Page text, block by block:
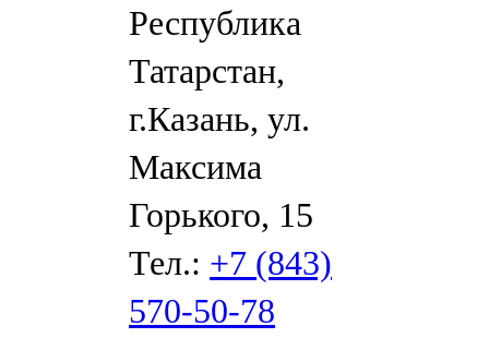
Республика
Татарстан,
г.Казань, ул.
Максима
Горького, 15
Тел.: +7 (843)
570-50-78